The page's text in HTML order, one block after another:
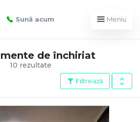
Sună acum Meniu
10 rezultate
de închiriat
Filtrează